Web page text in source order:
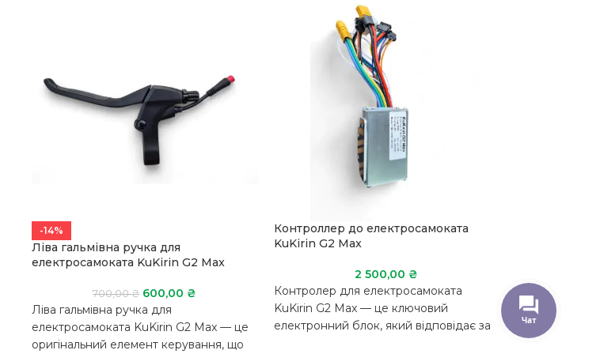
-14%
Ліва гальмівна ручка для
електросамоката KuKirin G2 Max
700,00₴ 600,00 ₴
Ліва гальмівна ручка для
електросамоката KuKirin G2 Max — це
оригінальний елемент керування, що
Контроллер до електросамоката
KuKirin G2 Max
2 500,00 ₴
Контролер для електросамоката
KuKirin G2 Max — це ключовий
електронний блок, який відповідає за
Переднє
KuKirin G2
Чат